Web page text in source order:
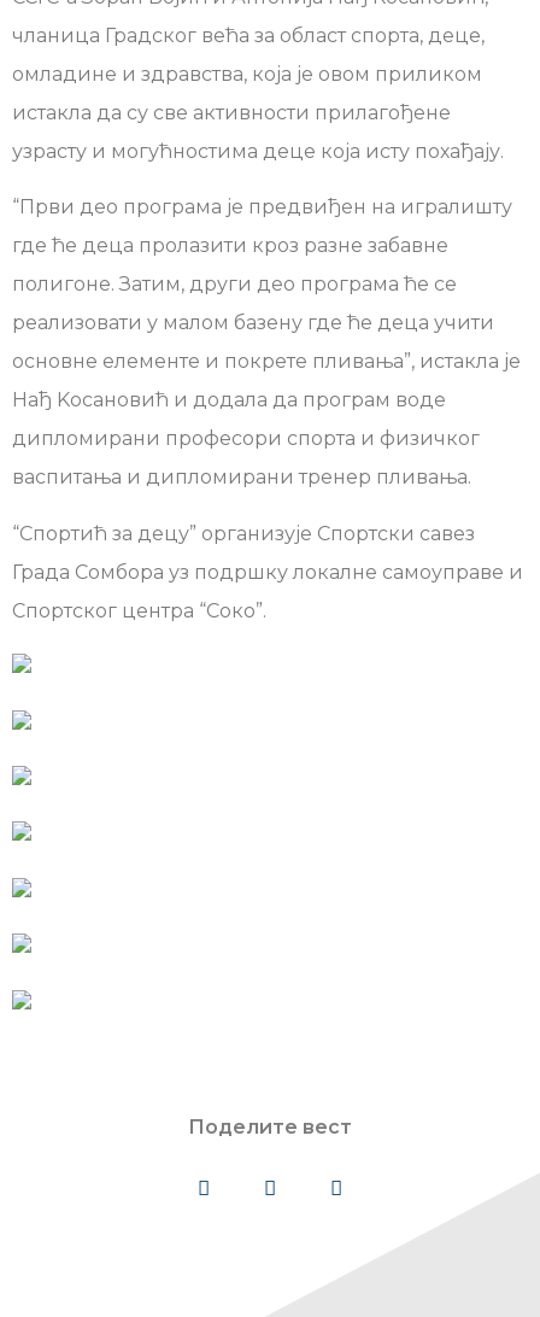
чланица Градског већа за област спорта, деце,
омладине и здравства, која је овом приликом
истакла да су све активности прилагођене
узрасту и могућностима деце која исту похађају.
“Први део програма је предвиђен на игралишту
где ће деца пролазити кроз разне забавне
полигоне. Затим, други део програма ће се
реализовати у малом базену где ће деца учити
основне елементе и покрете пливања”, истакла је
Нађ Kосановић и додала да програм воде
дипломирани професори спорта и физичког
васпитања и дипломирани тренер пливања.
“Спортић за децу” организује Спортски савез
Града Сомбора уз подршку локалне самоуправе и
Спортског центра “Соко”.
Поделите вест